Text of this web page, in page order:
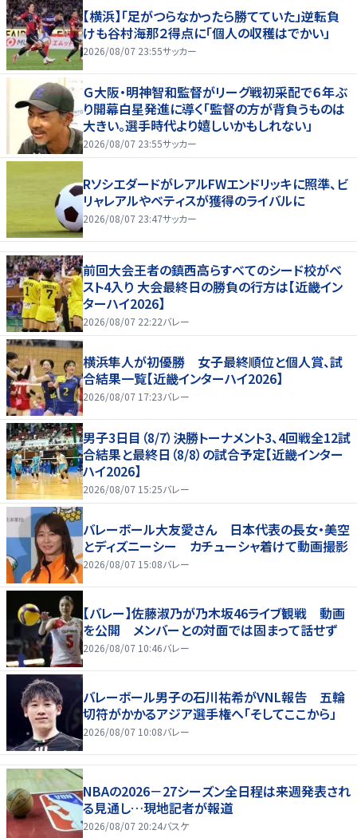
【横浜】「足がつらなかったら勝てていた」逆転負
けも谷村海那２得点に「個人の収穫はでかい」
2026/08/07 23:55サッカー
Ｇ大阪・明神智和監督がリーグ戦初采配で６年ぶ
り開幕白星発進に導く「監督の方が背負うものは
大きい。選手時代より嬉しいかもしれない」
2026/08/07 23:55サッカー
RソシエダードがレアルFWエンドリッキに照準、ビ
リャレアルやベティスが獲得のライバルに
2026/08/07 23:47サッカー
前回大会王者の鎮西高らすべてのシード校がベ
スト4入り 大会最終日の勝負の行方は【近畿イン
ターハイ2026】
2026/08/07 22:22バレー
横浜隼人が初優勝 女子最終順位と個人賞、試
合結果一覧【近畿インターハイ2026】
2026/08/07 17:23バレー
男子3日目（8/7）決勝トーナメント3、4回戦全12試
合結果と最終日（8/8）の試合予定【近畿インター
ハイ2026】
2026/08/07 15:25バレー
バレーボール大友愛さん 日本代表の長女・美空
とディズニーシー カチューシャ着けて動画撮影
2026/08/07 15:08バレー
【バレー】佐藤淑乃が乃木坂46ライブ観戦 動画
を公開 メンバーとの対面では固まって話せず
2026/08/07 10:46バレー
バレーボール男子の石川祐希がVNL報告 五輪
切符がかかるアジア選手権へ「そしてここから」
2026/08/07 10:08バレー
NBAの2026－27シーズン全日程は来週発表され
る見通し…現地記者が報道
2026/08/07 20:24バスケ